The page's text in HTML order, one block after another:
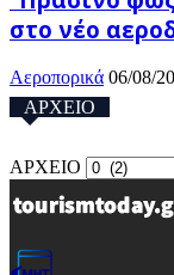
στο νέο
Αεροπορικά 06/08/
ΑΡΧΕΙΟ
ΑΡΧΕΙΟ